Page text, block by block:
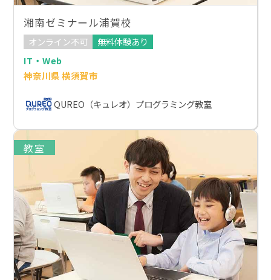
湘南ゼミナール浦賀校
オンライン不可
無料体験あり
IT・Web
神奈川県 横須賀市
QUREO（キュレオ）プログラミング教室
教室